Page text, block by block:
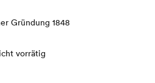
Gründung 1848
vorrätig